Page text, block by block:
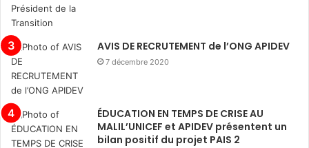
AVIS DE RECRUTEMENT de l’ONG APIDEV
7 décembre 2020
ÉDUCATION EN TEMPS DE CRISE AU
MALIL’UNICEF et APIDEV présentent un
bilan positif du projet PAIS 2